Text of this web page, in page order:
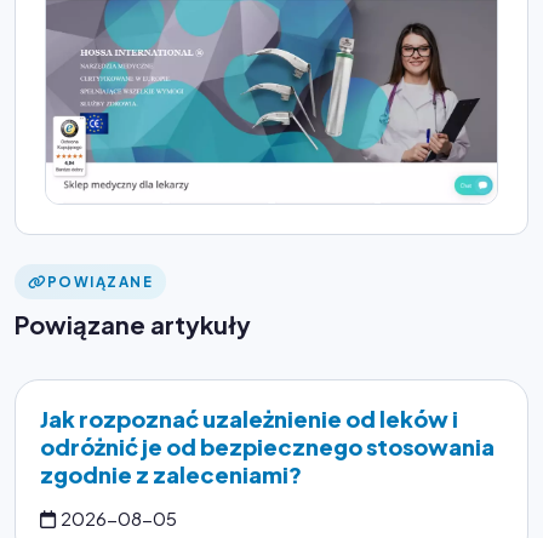
POWIĄZANE
Powiązane artykuły
Jak rozpoznać uzależnienie od leków i
odróżnić je od bezpiecznego stosowania
zgodnie z zaleceniami?
2026-08-05